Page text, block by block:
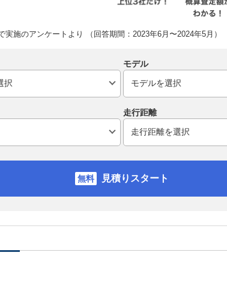
施のアンケートより （回答期間：2023年6月〜2024年5月）
モデル
走行距離
見積りスタート